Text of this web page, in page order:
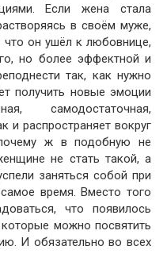
Если жена стала
в своём муже,
что он ушёл к любовнице,
но более эффектной и
так, как нужно
получить новые эмоции
самодостаточная,
и распространяет вокруг
ж в подобную не
не стать такой, а
заняться собой при
время. Вместо того
что появилось
можно посвятить
И обязательно во всех